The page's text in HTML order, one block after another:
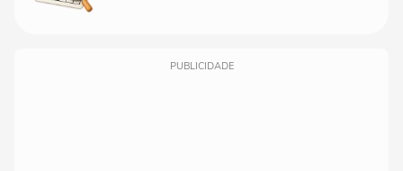
PUBLICIDADE